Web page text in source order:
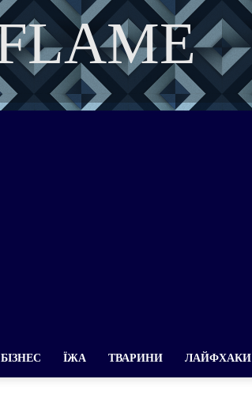
THE ART OF PUBLISHING
БІЗНЕС ЇЖА ТВАРИНИ ЛАЙФХАКИ